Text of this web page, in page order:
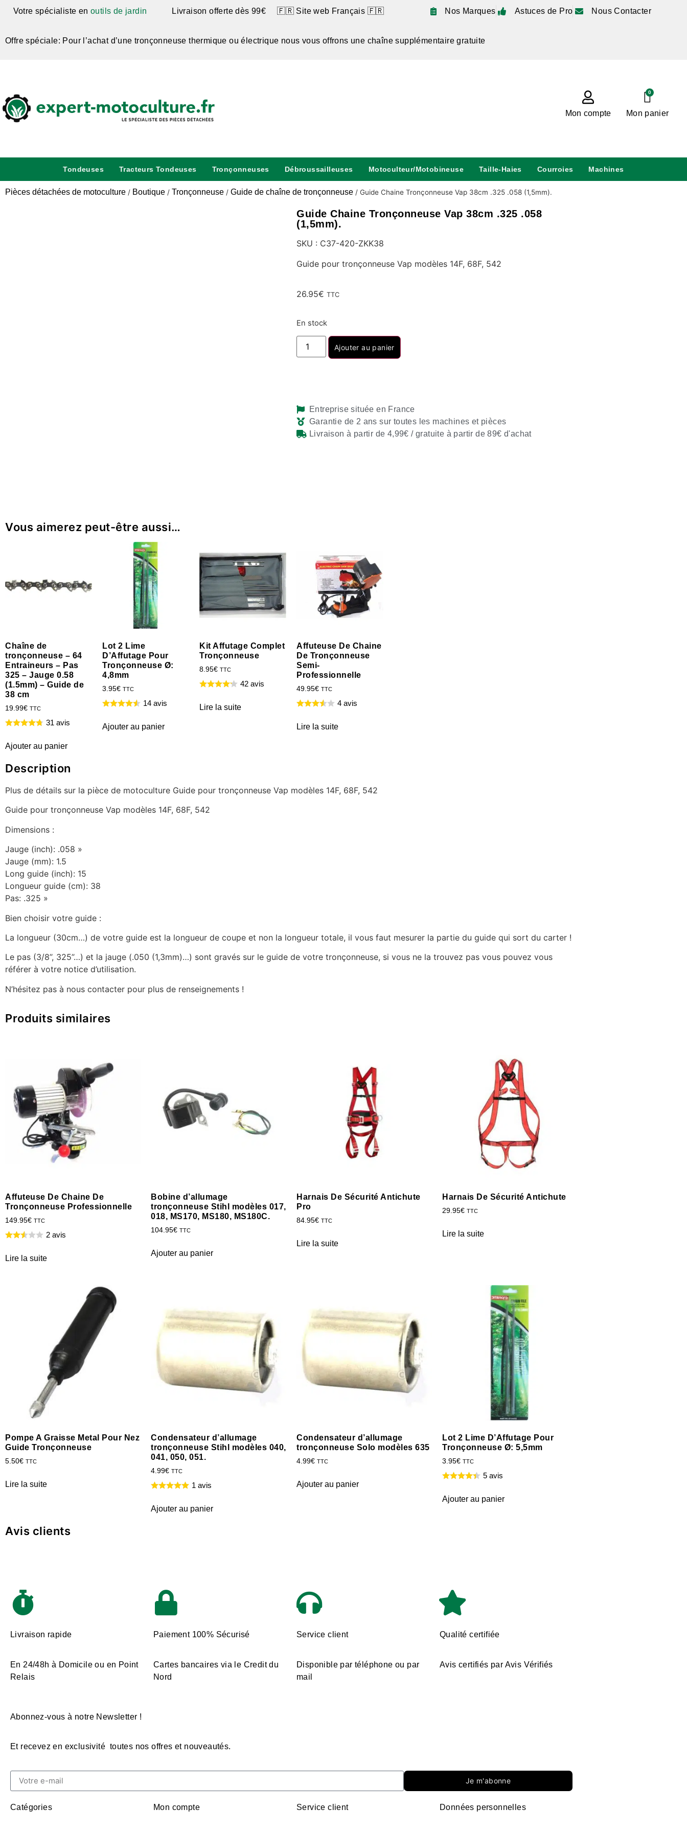
Votre spécialiste en outils de jardin Livraison offerte dès 99€ 🇫🇷 Site web Français 🇫🇷 Nos Marques Astuces de Pro Nous Contacter
Offre spéciale: Pour l’achat d’une tronçonneuse thermique ou électrique nous vous offrons une chaîne supplémentaire gratuite
Mon compte
0
Mon panier
Tondeuses Tracteurs Tondeuses Tronçonneuses Débroussailleuses Motoculteur/Motobineuse Taille-Haies Courroies Machines
Pièces détachées de motoculture / Boutique / Tronçonneuse / Guide de chaîne de tronçonneuse / Guide Chaine Tronçonneuse Vap 38cm .325 .058 (1,5mm).
Guide Chaine Tronçonneuse Vap 38cm .325 .058
(1,5mm).
SKU : C37-420-ZKK38
Guide pour tronçonneuse Vap modèles 14F, 68F, 542
26.95€ TTC
En stock
Ajouter au panier
Entreprise située en France
Garantie de 2 ans sur toutes les machines et pièces
Livraison à partir de 4,99€ / gratuite à partir de 89€ d'achat
Vous aimerez peut-être aussi…
Chaîne de
tronçonneuse – 64
Entraineurs – Pas
325 – Jauge 0.58
(1.5mm) – Guide de
38 cm
19.99€ TTC
31 avis
Ajouter au panier
Lot 2 Lime
D’Affutage Pour
Tronçonneuse Ø:
4,8mm
3.95€ TTC
14 avis
Ajouter au panier
Kit Affutage Complet
Tronçonneuse
8.95€ TTC
42 avis
Lire la suite
Affuteuse De Chaine
De Tronçonneuse
Semi-
Professionnelle
49.95€ TTC
4 avis
Lire la suite
Description
Plus de détails sur la pièce de motoculture Guide pour tronçonneuse Vap modèles 14F, 68F, 542
Guide pour tronçonneuse Vap modèles 14F, 68F, 542
Dimensions :
Jauge (inch): .058 »
Jauge (mm): 1.5
Long guide (inch): 15
Longueur guide (cm): 38
Pas: .325 »
Bien choisir votre guide :
La longueur (30cm…) de votre guide est la longueur de coupe et non la longueur totale, il vous faut mesurer la partie du guide qui sort du carter !
Le pas (3/8’’, 325’’…) et la jauge (.050 (1,3mm)…) sont gravés sur le guide de votre tronçonneuse, si vous ne la trouvez pas vous pouvez vous
référer à votre notice d’utilisation.
N’hésitez pas à nous contacter pour plus de renseignements !
Produits similaires
Affuteuse De Chaine De
Tronçonneuse Professionnelle
149.95€ TTC
2 avis
Lire la suite
Bobine d’allumage
tronçonneuse Stihl modèles 017,
018, MS170, MS180, MS180C.
104.95€ TTC
Ajouter au panier
Harnais De Sécurité Antichute
Pro
84.95€ TTC
Lire la suite
Harnais De Sécurité Antichute
29.95€ TTC
Lire la suite
Pompe A Graisse Metal Pour Nez
Guide Tronçonneuse
5.50€ TTC
Lire la suite
Condensateur d’allumage
tronçonneuse Stihl modèles 040,
041, 050, 051.
4.99€ TTC
1 avis
Ajouter au panier
Condensateur d’allumage
tronçonneuse Solo modèles 635
4.99€ TTC
Ajouter au panier
Lot 2 Lime D’Affutage Pour
Tronçonneuse Ø: 5,5mm
3.95€ TTC
5 avis
Ajouter au panier
Avis clients
Livraison rapide
En 24/48h à Domicile ou en Point
Relais
Paiement 100% Sécurisé
Cartes bancaires via le Credit du
Nord
Service client
Disponible par téléphone ou par
mail
Qualité certifiée
Avis certifiés par Avis Vérifiés
Abonnez-vous à notre Newsletter !
Et recevez en exclusivité toutes nos offres et nouveautés.
Je m'abonne
Catégories Mon compte Service client Données personnelles